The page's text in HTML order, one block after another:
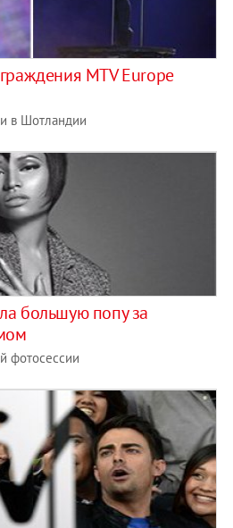
MTV Europe
в Шотландии
большую попу за
фотосессии